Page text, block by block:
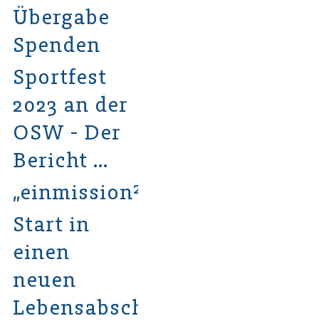
Übergabe
Spenden
Sportfest
2023 an der
OSW - Der
Bericht …
„einmission²“
Start in
einen
neuen
Lebensabschnitt